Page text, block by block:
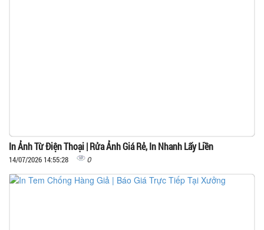
In Ảnh Từ Điện Thoại | Rửa Ảnh Giá Rẻ, In Nhanh Lấy Liền
14/07/2026 14:55:28 0